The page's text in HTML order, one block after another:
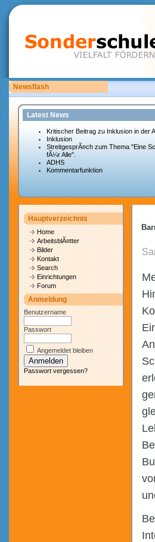
Newsflash
Bitte laden Sie eigene copyrightfreie
Latest News
Kritischer Beitrag zu Inklusion in der
Inklusion
StreitgesprÃ¤ch zum Thema "Eine
fÃ¼r Alle".
ADHS
Kommentarfunktion
Hauptverzeichnis
Home
ArbeitsblÃ¤tter
Bilder
Kontakt
Search
Einrichtungen
Forum
Anmeldung
Benutzername
Passwort
Angemeldet bleiben
Passwort vergessen?